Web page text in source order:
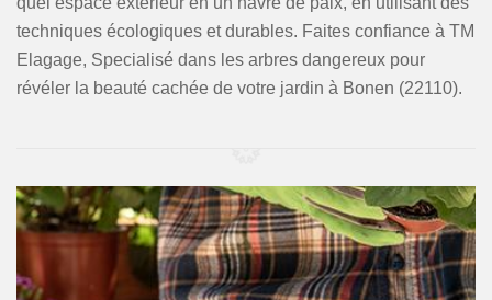
techniques écologiques et durables. Faites confiance à TM
Elagage, Specialisé dans les arbres dangereux pour
révéler la beauté cachée de votre jardin à Bonen (22110).